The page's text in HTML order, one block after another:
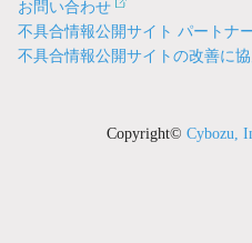
お問い合わせ
不具合情報公開サイト パートナ
不具合情報公開サイトの改善に
Copyright© Cybozu,